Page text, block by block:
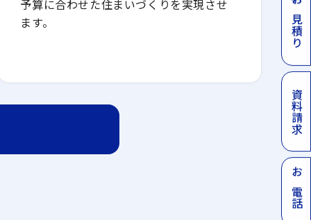
予算に合わせた住まいづくりを実現させ
ます。
資料請求
お電話